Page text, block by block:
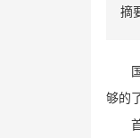
摘
够的